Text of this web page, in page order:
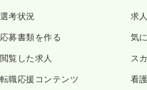
選考状況 求
応募書類を作る 気
閲覧した求人 ス
転職応援コンテンツ 看